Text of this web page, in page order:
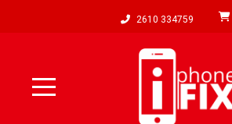
2610 334759